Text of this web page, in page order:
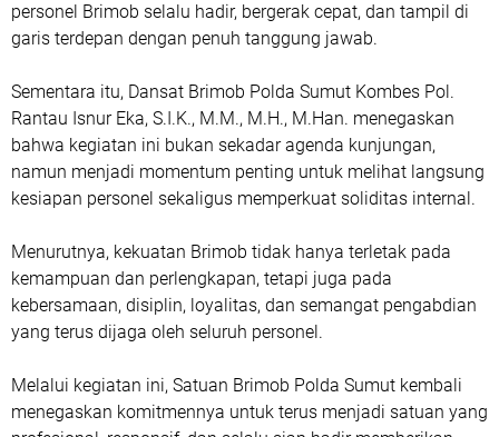
personel Brimob selalu hadir, bergerak cepat, dan tampil di
garis terdepan dengan penuh tanggung jawab.
Sementara itu, Dansat Brimob Polda Sumut Kombes Pol.
Rantau Isnur Eka, S.I.K., M.M., M.H., M.Han. menegaskan
bahwa kegiatan ini bukan sekadar agenda kunjungan,
namun menjadi momentum penting untuk melihat langsung
kesiapan personel sekaligus memperkuat soliditas internal.
Menurutnya, kekuatan Brimob tidak hanya terletak pada
kemampuan dan perlengkapan, tetapi juga pada
kebersamaan, disiplin, loyalitas, dan semangat pengabdian
yang terus dijaga oleh seluruh personel.
Melalui kegiatan ini, Satuan Brimob Polda Sumut kembali
menegaskan komitmennya untuk terus menjadi satuan yang